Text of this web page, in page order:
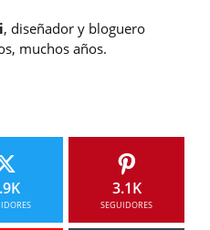
, diseñador y bloguero
muchos años.
3.1K
SEGUIDORES